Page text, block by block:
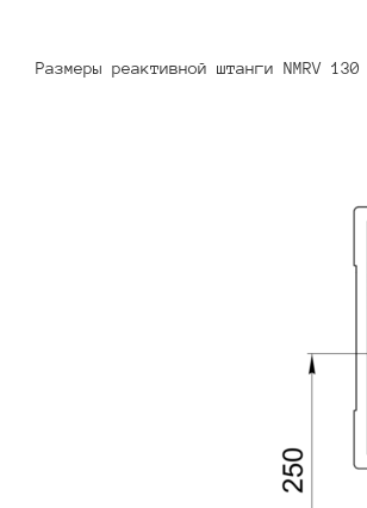
Размеры реактивной штанги NMRV 130